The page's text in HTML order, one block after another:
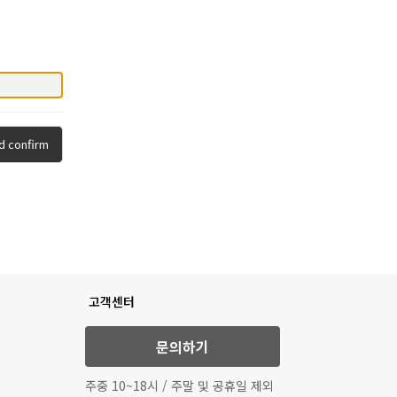
confirm
고객센터
문의하기
주중 10~18시 / 주말 및 공휴일 제외